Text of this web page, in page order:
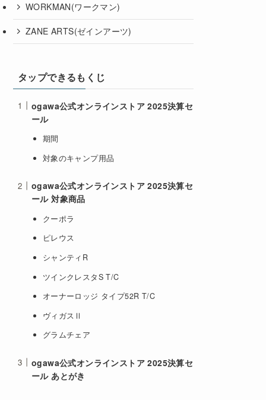
WORKMAN(ワークマン)
ZANE ARTS(ゼインアーツ)
タップできるもくじ
ogawa公式オンラインストア 2025決算セ
ール
期間
対象のキャンプ用品
ogawa公式オンラインストア 2025決算セ
ール 対象商品
クーポラ
ピレウス
シャンティR
ツインクレスタS T/C
オーナーロッジ タイプ52R T/C
ヴィガスⅡ
グラムチェア
ogawa公式オンラインストア 2025決算セ
ール あとがき